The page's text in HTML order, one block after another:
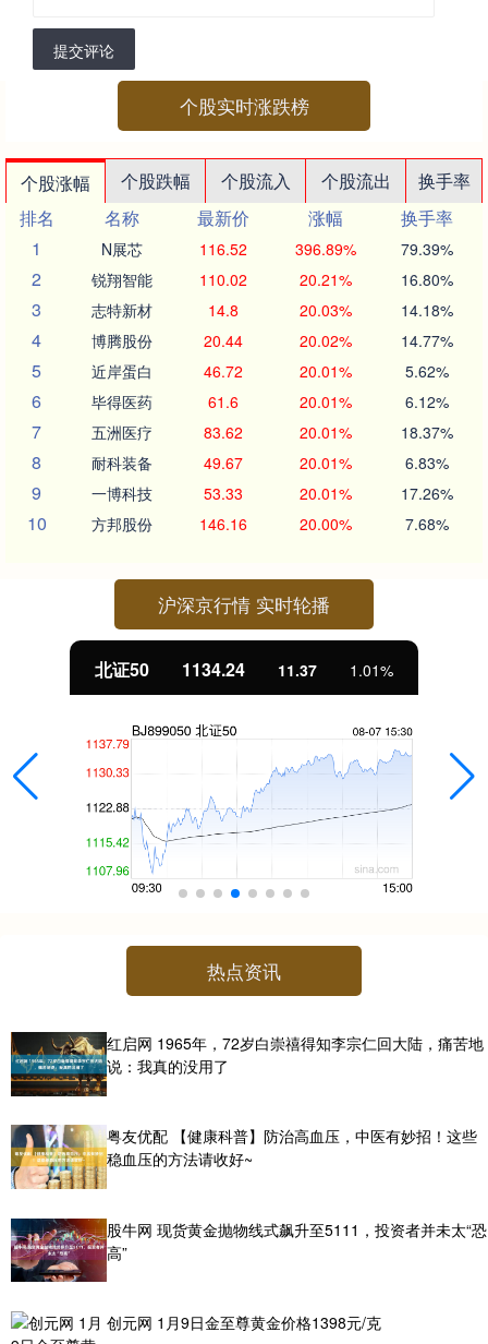
提交评论
个股实时涨跌榜
个股涨幅 个股跌幅 个股流入 个股流出
换手率
排名
名称 最新价 涨幅
换手率
1
N展芯 116.52 396.89% 79.39%
2 锐翔智能 110.02 20.21% 16.80%
3 志特新材 14.8 20.03% 14.18%
4 博腾股份 20.44 20.02% 14.77%
5 近岸蛋白 46.72 20.01% 5.62%
6 毕得医药 61.6 20.01% 6.12%
7 五洲医疗 83.62 20.01% 18.37%
8 耐科装备 49.67 20.01% 6.83%
9 一博科技 53.33 20.01% 17.26%
10 方邦股份 146.16 20.00% 7.68%
沪深京行情 实时轮播
北证50 1134.24 11.37 1.01%
热点资讯
红启网 1965年，72岁白崇禧得知李宗仁回大陆，痛苦地
说：我真的没用了
粤友优配 【健康科普】防治高血压，中医有妙招！这些
稳血压的方法请收好~
股牛网 现货黄金抛物线式飙升至5111，投资者并未太“恐
高”
创元网 1月9日金至尊黄金价格1398元/克